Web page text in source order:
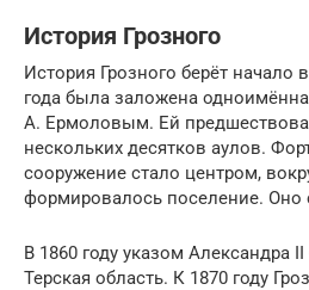
История Грозного
История Грозного берёт начало
года была заложена
А. Ермоловым. Ей
нескольких десятков аулов.
сооружение стало центром,
формировалось поселение. Оно
В 1860 году указом Александра
Терская область. К 1870 году